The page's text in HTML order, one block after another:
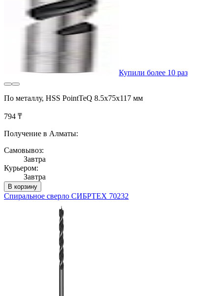
Купили более 10 раз
По металлу, HSS PointTeQ 8.5х75х117 мм
794 ₸
Получение в Алматы:
Самовывоз:
Завтра
Курьером:
Завтра
В корзину
Спиральное сверло СИБРТЕХ 70232